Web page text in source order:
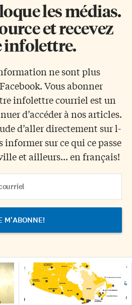
les médias.
et recevez
infolettre.
ne sont plus
Vous abonner
infolettre courriel est un
d’accéder à nos articles.
d’aller directement sur l-
informer sur ce qui ce passe
et ailleurs... en français!